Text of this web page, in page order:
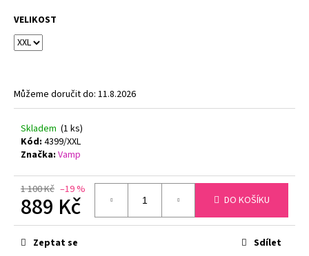
VELIKOST
Můžeme doručit do: 11.8.2026
Skladem (1 ks)
Kód: 4399/XXL
Značka: Vamp
1 100 Kč –19 %
889 Kč
Měrná
cena:
DO KOŠÍKU
Zeptat se Sdílet
o
p
o
u
č
m
e
PODPRSENKA
S
KOSTICEMI